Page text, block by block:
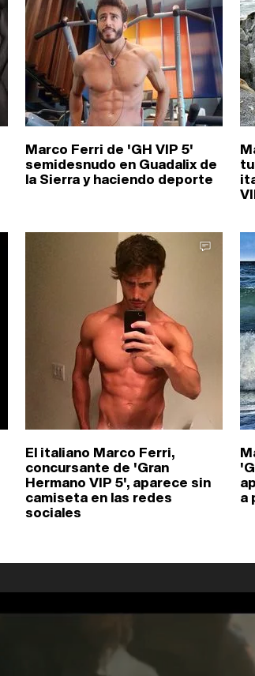
Marco Ferri de 'GH VIP 5'
semidesnudo en Guadalix de
la Sierra y haciendo deporte
El italiano Marco Ferri,
concursante de 'Gran
Hermano VIP 5', aparece sin
camiseta en las redes
sociales
a